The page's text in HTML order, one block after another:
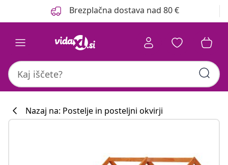
Brezplačna dostava nad 80 €
Nazaj na: Postelje in posteljni okvirji